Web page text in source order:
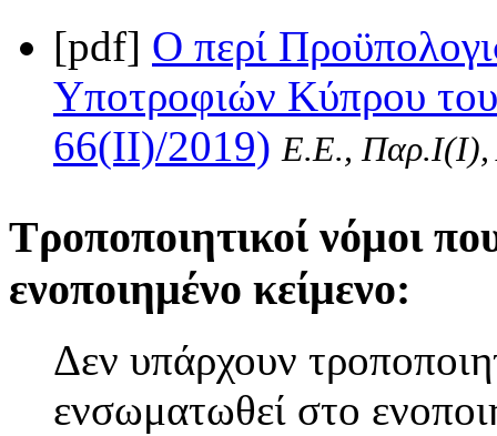
[pdf] Ο περί
Υποτροφιών Κύπρου
66(II)/2019) Ε.Ε., Παρ.Ι(I),
Τροποποιητικοί νόμοι
ενοποιημένο κείμενο:
Δεν υπάρχουν
ενσωματωθεί στο